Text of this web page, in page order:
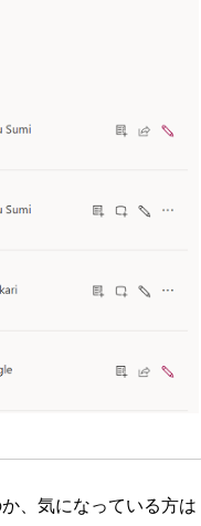
、気になっている方は